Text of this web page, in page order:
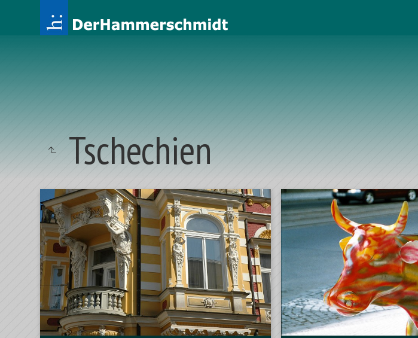
Tschechien